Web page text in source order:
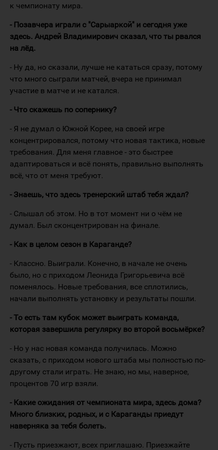
к чемпионату мира.
- Позавчера играли с "Сарыаркой" и сегодня уже
здесь. Андрей Владимирович сказал, что ты рвался
на лёд.
- Ну да, но сказали, лучше не кататься сразу, потому
что много сыграли матчей, вчера не принимал
участие в матче и не катался.
- Что скажешь по сопернику?
- Я не думал о Южной Корее, на своей игре
концентрировался, потому что новая тактика, новые
требования. Для меня главное - это быстрее
адаптироваться и всё понять, правильно выполнять
всё, что от меня требуют.
- Знаешь, что здесь тренерский штаб тебя ждал?
- Слышал об этом. Но в тот момент ни о чём не
думал. Был сконцентрирован на финале.
- Как в целом сезон в Караганде?
- Классно. Выиграли. Конечно, в начале не очень
было, но с приходом Леонида Григорьевича всё
поменялось. Новые требования, все сплотились,
начали выполнять установку и результаты пошли.
- То есть там кубок может выиграть команда,
которая завершила регулярку во второй восьмёрке?
- Но у нас новая команда получилась. Можно
сказать, с приходом нового штаба мы полностью по-
другому стали играть. Не знаю, но мы, наверное,
процентов 70 игр взяли.
- Какие ожидания от чемпионата мира, здесь дома?
Много близких, родных, и с Караганды приедут
наверняка за тебя болеть.
- Пусть приезжают, всех приглашаю. Приезжайте